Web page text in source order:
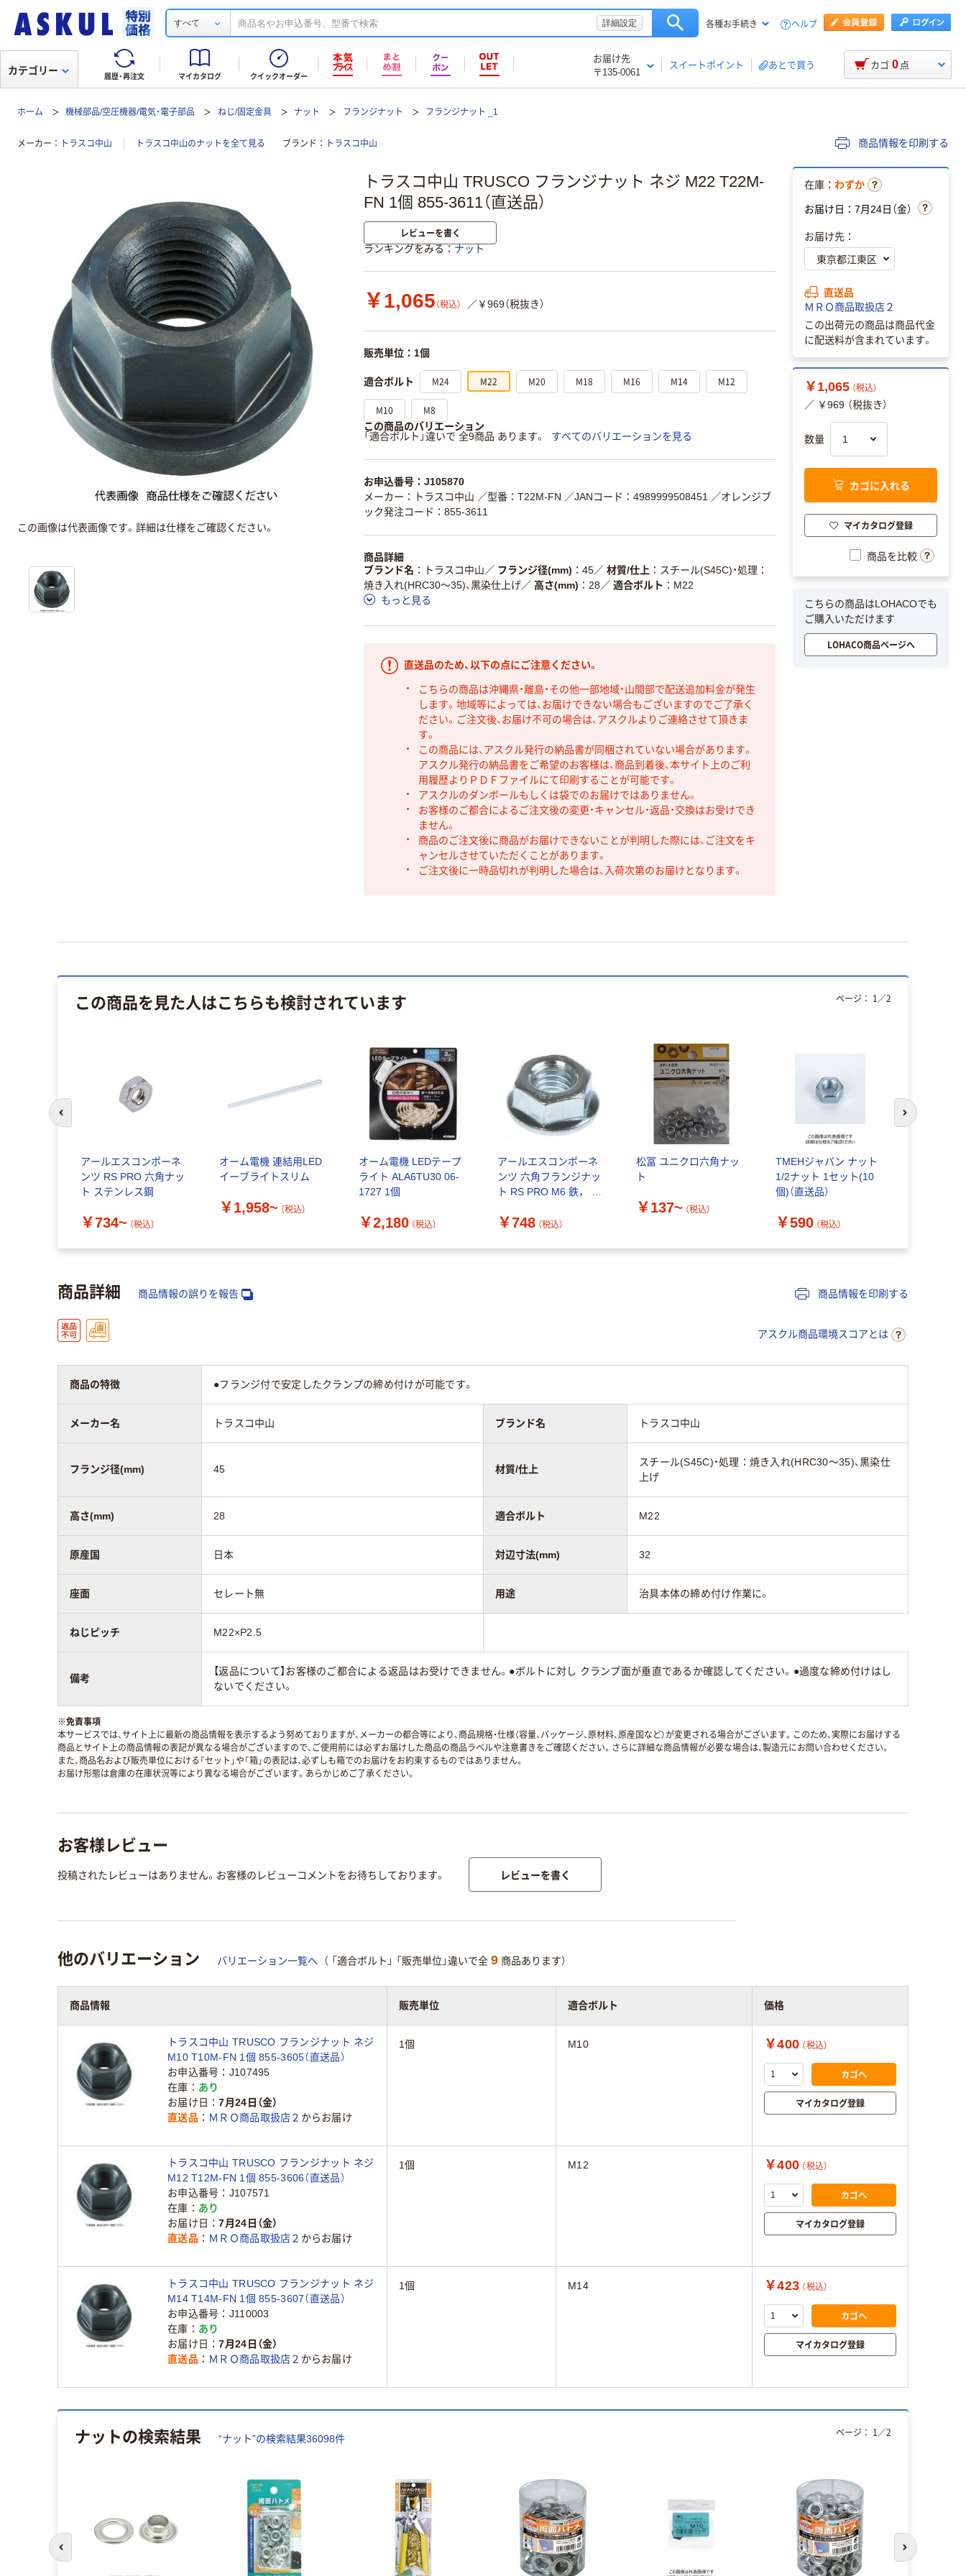
すべて 詳細設定 各種お手続き ヘルプ
履歴・再注文 マイカタログ クイックオーダー
お届け先
〒135-0061
スイートポイント あとで買う
カテゴリー カゴ 0 点
ホーム 機械部品/空圧機器/電気・電子部品 ねじ/固定金具 ナット フランジナット フランジナット _1
メーカー トラスコ中山 トラスコ中山のナットを全て見る ブランド トラスコ中山 商品情報を印刷する
トラスコ中山 TRUSCO フランジナット ネジ M22 T22M-
FN 1個 855-3611（直送品）
レビューを書く
ランキングをみる ナット
￥1,065 （税込） ／￥969（税抜き）
販売単位：1個
適合ボルト M24 M22 M20 M18 M16 M14 M12
M10 M8
この商品のバリエーション
「適合ボルト」違いで 全9商品 あります。
すべてのバリエーションを見る
お申込番号：J105870
メーカー：トラスコ中山 ／型番：T22M-FN ／JANコード：4989999508451
／オレンジブ
ック発注コード：855-3611
商品詳細
ブランド名
トラスコ中山 ／ フランジ径(mm) 45／ 材質/仕上
スチール(S45C)・処理：
焼き入れ(HRC30～35)、黒染仕上げ／ 高さ(mm) 28 ／ 適合ボルト
M22
もっと見る
直送品のため、以下の点にご注意ください。
こちらの商品は沖縄県・離島・その他一部地域・山間部で配送追加料金が発生
します。地域等によっては、お届けできない場合もございますのでご了承く
ださい。ご注文後、お届け不可の場合は、アスクルよりご連絡させて頂きま
す。
この商品には、アスクル発行の納品書が同梱されていない場合があります。
アスクル発行の納品書をご希望のお客様は、商品到着後、本サイト上のご利
用履歴よりＰＤＦファイルにて印刷することが可能です。
アスクルのダンボールもしくは袋でのお届けではありません。
お客様のご都合によるご注文後の変更・キャンセル・返品・交換はお受けでき
ません。
商品のご注文後に商品がお届けできないことが判明した際には、ご注文をキ
ャンセルさせていただくことがあります。
ご注文後に一時品切れが判明した場合は、入荷次第のお届けとなります。
この画像は代表画像です。詳細は仕様をご確認ください。
在庫： わずか
お届け日：7月24日（金）
お届け先：
直送品
ＭＲＯ商品取扱店２
この出荷元の商品は商品代金
に配送料が含まれています。
￥1,065 （税込）
／ ￥969 （税抜き）
数量
カゴに入れる
マイカタログ登録
商品を比較
こちらの商品はLOHACOでも
ご購入いただけます
LOHACO商品ページへ
この商品を見た人はこちらも検討されています
アールエスコンポーネ
ンツ RS PRO 六角ナッ
ト ステンレス鋼
￥734~ （税込）
オーム電機 連結用LED
イーブライトスリム
￥1,958~ （税込）
オーム電機 LEDテープ
ライト ALA6TU30 06-
1727 1個
￥2,180 （税込）
アールエスコンポーネ
ンツ 六角フランジナッ
ト RS PRO M6 鉄， フ
478 1袋(100個)（直送
￥748 （税込）
松冨 ユニクロ六角ナッ
ト
￥137~ （税込）
TMEHジャパン ナット
1/2ナット 1セット(10
個)（直送品）
￥590 （税込）
ページ： 1 ／2
前のスライドへ 次のスライド
商品詳細 商品情報の誤りを報告 商品情報を印刷する
アスクル商品環境スコアとは
商品の特徴 ●フランジ付で安定したクランプの締め付けが可能です。
メーカー名 トラスコ中山 ブランド名 トラスコ中山
フランジ径(mm) 45 材質/仕上
スチール(S45C)・処理：焼き入れ(HRC30～35)、黒染仕
上げ
高さ(mm) 28 適合ボルト M22
原産国 日本 対辺寸法(mm) 32
座面 セレート無 用途 治具本体の締め付け作業に。
ねじピッチ M22×P2.5
備考
【返品について】お客様のご都合による返品はお受けできません。●ボルトに対し クランプ面が垂直であるか確認してください。●過度な締め付けはし
ないでください。
※免責事項
本サービスでは、サイト上に最新の商品情報を表示するよう努めておりますが、メーカーの都合等により、商品規格・仕様（容量、パッケージ、原材料、原産国など）が変更される場合がございます。このため、実際にお届けする
商品とサイト上の商品情報の表記が異なる場合がございますので、ご使用前には必ずお届けした商品の商品ラベルや注意書きをご確認ください。さらに詳細な商品情報が必要な場合は、製造元にお問い合わせください。
また、商品名および販売単位における「セット」や「箱」の表記は、必ずしも箱でのお届けをお約束するものではありません。
お届け形態は倉庫の在庫状況等により異なる場合がございます。あらかじめご了承ください。
お客様レビュー
投稿されたレビューはありません。お客様のレビューコメントをお待ちしております。 レビューを書く
他のバリエーション バリエーション一覧へ （ 「適合ボルト」 「販売単位」違いで全 9 商品あります）
商品情報 販売単位 適合ボルト 価格
トラスコ中山 TRUSCO フランジナット ネジ
M10 T10M-FN 1個 855-3605（直送品）
お申込番号
J107495
在庫
あり
お届け日
7月24日（金）
直送品
ＭＲＯ商品取扱店２ からお届け
1個 M10 ￥400 （税込）
カゴへ
マイカタログ登録
トラスコ中山 TRUSCO フランジナット ネジ
M12 T12M-FN 1個 855-3606（直送品）
お申込番号
J107571
在庫
あり
お届け日
7月24日（金）
直送品
ＭＲＯ商品取扱店２ からお届け
1個 M12 ￥400 （税込）
カゴへ
マイカタログ登録
トラスコ中山 TRUSCO フランジナット ネジ
M14 T14M-FN 1個 855-3607（直送品）
お申込番号
J110003
在庫
あり
お届け日
7月24日（金）
直送品
ＭＲＯ商品取扱店２ からお届け
1個 M14 ￥423 （税込）
カゴへ
マイカタログ登録
ナットの検索結果 “ナット”の検索結果36098件
ページ： 1 ／2
次のスライド